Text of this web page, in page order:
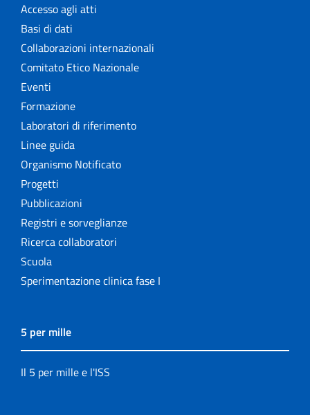
Accesso agli atti
Basi di dati
Collaborazioni internazionali
Comitato Etico Nazionale
Eventi
Formazione
Laboratori di riferimento
Linee guida
Organismo Notificato
Progetti
Pubblicazioni
Registri e sorveglianze
Ricerca collaboratori
Scuola
Sperimentazione clinica fase I
5 per mille
Il 5 per mille e l'ISS